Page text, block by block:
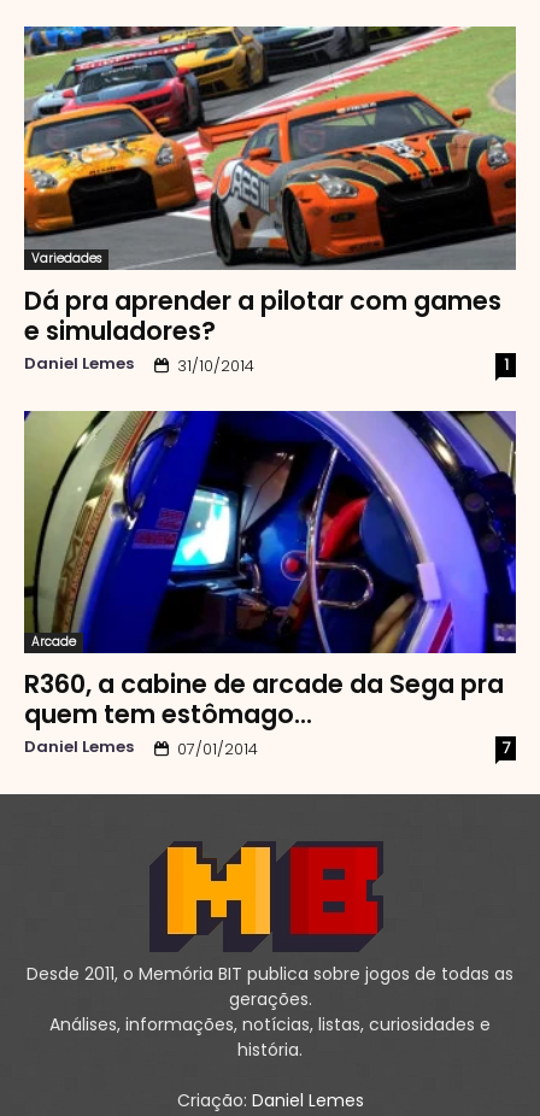
Variedades
Dá pra aprender a pilotar com games
e simuladores?
Daniel Lemes 31/10/2014 1
Arcade
R360, a cabine de arcade da Sega pra
quem tem estômago...
Daniel Lemes 07/01/2014 7
Desde 2011, o Memória BIT publica sobre jogos de todas as
gerações.
Análises, informações, notícias, listas, curiosidades e
história.
Criação: Daniel Lemes